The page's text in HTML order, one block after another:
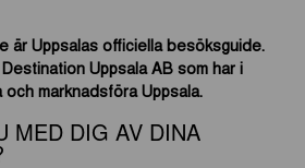
är Uppsalas officiella besöksguide.
Uppsala AB som har i
marknadsföra Uppsala.
MED DIG AV DINA